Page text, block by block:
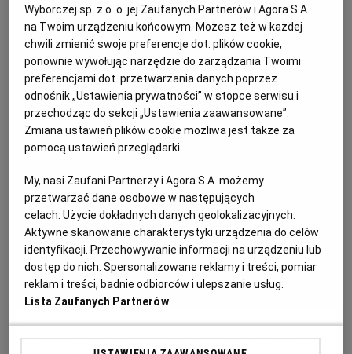
DOMOWE PRZETWORY
SOST, DIPY I INNE DODATKI
KUCHNIA MEKSYKAŃSKA
KUCHNIA INDYJSKA
KUCHNIA HISZPAŃSKA
GLIWICE
GORZÓW WIELKOPOLSKI
KALISZ
KIELCE
KOSZALIN
WYBORCZA TV I VOD
TYLKO ZDROWIE
KSIĄŻKI. MAGAZYN DO CZYTANIA
SŁÓWKA. MAGAZYN O JĘZYKU
BIQDATA
JUTRONAUCI
ARCHIWUM
GAZETA.PL
TOK FM
Grillowane szparagi z szynką dojrzewającą
Wyborczej sp. z o. o. jej Zaufanych Partnerów i Agora S.A.
na Twoim urządzeniu końcowym. Możesz też w każdej
chwili zmienić swoje preferencje dot. plików cookie,
ponownie wywołując narzędzie do zarządzania Twoimi
preferencjami dot. przetwarzania danych poprzez
odnośnik „Ustawienia prywatności” w stopce serwisu i
przechodząc do sekcji „Ustawienia zaawansowane”.
Zmiana ustawień plików cookie możliwa jest także za
pomocą ustawień przeglądarki.
My, nasi Zaufani Partnerzy i Agora S.A. możemy
przetwarzać dane osobowe w następujących
celach:Użycie dokładnych danych geolokalizacyjnych.
Aktywne skanowanie charakterystyki urządzenia do celów
identyfikacji. Przechowywanie informacji na urządzeniu lub
dostęp do nich. Spersonalizowane reklamy i treści, pomiar
reklam i treści, badnie odbiorców i ulepszanie usług.
Lista Zaufanych Partnerów